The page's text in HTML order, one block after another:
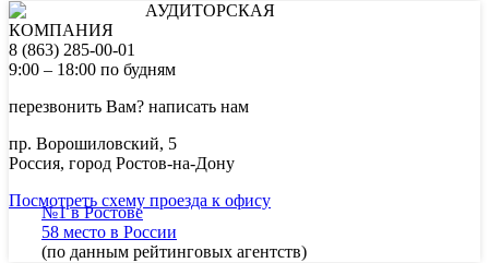
АУДИТОРСКАЯ
КОМПАНИЯ
8 (863) 285-00-01
9:00 – 18:00 по будням
перезвонить Вам? написать нам
пр. Ворошиловский, 5
Россия, город Ростов-на-Дону
Посмотреть схему проезда к офису
№1 в Ростове
58 место в России
(по данным рейтинговых агентств)